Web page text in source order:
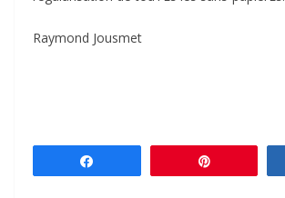
Raymond Jousmet